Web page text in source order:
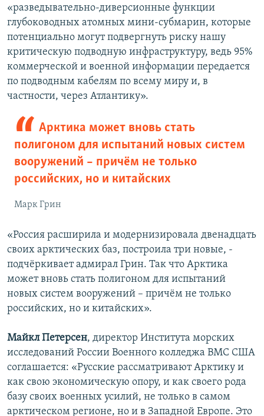
«разведывательно-диверсионные функции
глубоководных атомных мини-субмарин, которые
потенциально могут подвергнуть риску нашу
критическую подводную инфраструктуру, ведь 95%
коммерческой и военной информации передается
по подводным кабелям по всему миру и, в
частности, через Атлантику».
Арктика может вновь стать
полигоном для испытаний новых систем
вооружений – причём не только
российских, но и китайских
Марк Грин
«Россия расширила и модернизировала двенадцать
своих арктических баз, построила три новые, -
подчёркивает адмирал Грин. Так что Арктика
может вновь стать полигоном для испытаний
новых систем вооружений – причём не только
российских, но и китайских».
Майкл Петерсен, директор Института морских
исследований России Военного колледжа ВМС США
соглашается: «Русские рассматривают Арктику и
как свою экономическую опору, и как своего рода
базу своих военных усилий, не только в самом
арктическом регионе, но и в Западной Европе. Это